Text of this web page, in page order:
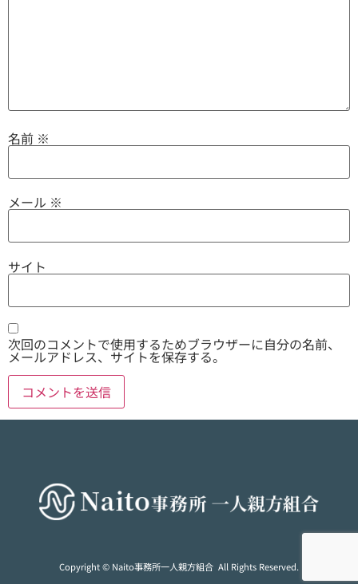
名前 ※
メール ※
サイト
次回のコメントで使用するためブラウザーに自分の名前、
メールアドレス、サイトを保存する。
Copyright © Naito事務所一人親方組合 All Rights Reserved.